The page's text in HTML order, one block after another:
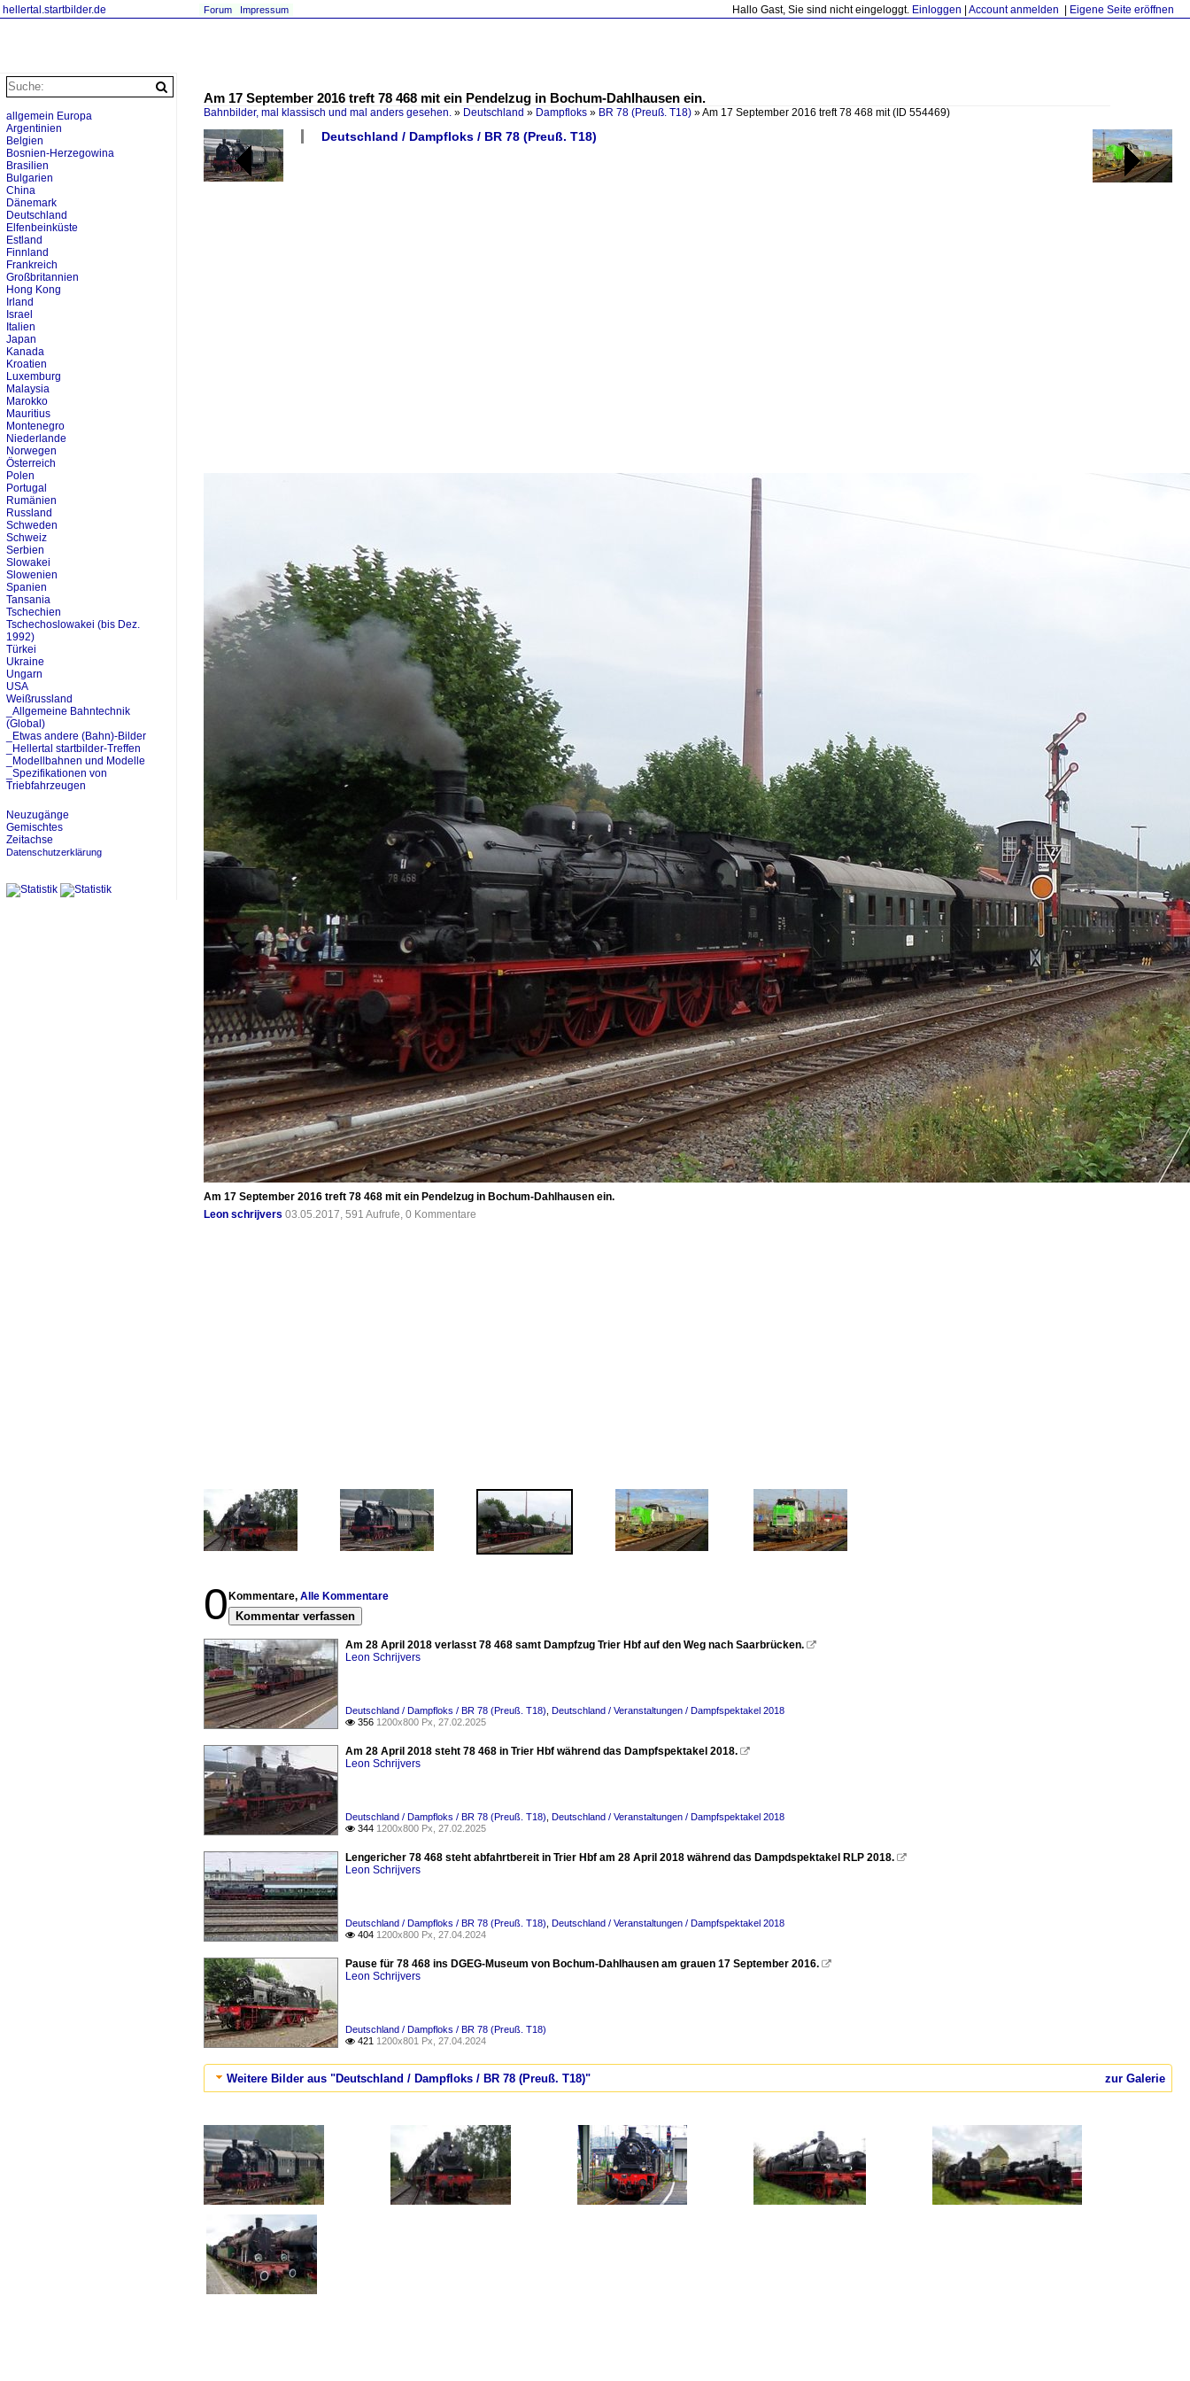
hellertal.startbilder.de Hallo Gast, Sie sind nicht eingeloggt. Einloggen Account anmelden Eigene Seite eröffnen
Forum Impressum
Am 17 September 2016 treft 78 468 mit ein Pendelzug in Bochum-Dahlhausen ein.
Bahnbilder, mal klassisch und mal anders gesehen. » Deutschland » Dampfloks » BR 78 (Preuß. T18) »Am 17 September 2016 treft 78 468 mit(ID 554469)
Deutschland / Dampfloks / BR 78 (Preuß. T18)
Am 17 September 2016 treft 78 468 mit ein Pendelzug in Bochum-Dahlhausen ein.
Leon schrijvers 03.05.2017, 591 Aufrufe, 0 Kommentare
0 Kommentare, Alle Kommentare
Kommentar verfassen
Am 28 April 2018 verlasst 78 468 samt Dampfzug Trier Hbf auf den Weg nach Saarbrücken. 
Leon Schrijvers
Deutschland / Dampfloks / BR 78 (Preuß. T18) Deutschland / Veranstaltungen / Dampfspektakel 2018
 356 1200x800 Px, 27.02.2025
Am 28 April 2018 steht 78 468 in Trier Hbf während das Dampfspektakel 2018. 
Leon Schrijvers
Deutschland / Dampfloks / BR 78 (Preuß. T18) Deutschland / Veranstaltungen / Dampfspektakel 2018
 344 1200x800 Px, 27.02.2025
Lengericher 78 468 steht abfahrtbereit in Trier Hbf am 28 April 2018 während das Dampdspektakel RLP 2018. 
Leon Schrijvers
Deutschland / Dampfloks / BR 78 (Preuß. T18) Deutschland / Veranstaltungen / Dampfspektakel 2018
 404 1200x800 Px, 27.04.2024
Pause für 78 468 ins DGEG-Museum von Bochum-Dahlhausen am grauen 17 September 2016. 
Leon Schrijvers
Deutschland / Dampfloks / BR 78 (Preuß. T18)
 421 1200x801 Px, 27.04.2024
zur Galerie
Weitere Bilder aus "Deutschland / Dampfloks / BR 78 (Preuß. T18)"
allgemein Europa
Argentinien
Belgien
Bosnien-Herzegowina
Brasilien
Bulgarien
China
Dänemark
Deutschland
Elfenbeinküste
Estland
Finnland
Frankreich
Großbritannien
Hong Kong
Irland
Israel
Italien
Japan
Kanada
Kroatien
Luxemburg
Malaysia
Marokko
Mauritius
Montenegro
Niederlande
Norwegen
Österreich
Polen
Portugal
Rumänien
Russland
Schweden
Schweiz
Serbien
Slowakei
Slowenien
Spanien
Tansania
Tschechien
Tschechoslowakei (bis Dez.
1992)
Türkei
Ukraine
Ungarn
USA
Weißrussland
_Allgemeine Bahntechnik
(Global)
_Etwas andere (Bahn)-Bilder
_Hellertal startbilder-Treffen
_Modellbahnen und Modelle
_Spezifikationen von
Triebfahrzeugen
Neuzugänge
Gemischtes
Zeitachse
Datenschutzerklärung